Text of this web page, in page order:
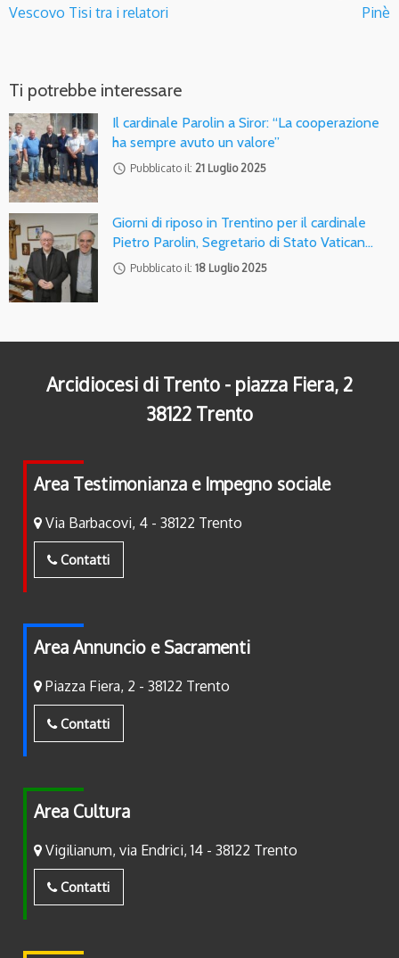
Vescovo Tisi tra i relatori
Pinè
Ti potrebbe interessare
Il cardinale Parolin a Siror: “La cooperazione
ha sempre avuto un valore”
access_time Pubblicato il: 21 Luglio 2025
Giorni di riposo in Trentino per il cardinale
Pietro Parolin, Segretario di Stato Vatican…
access_time Pubblicato il: 18 Luglio 2025
Arcidiocesi di Trento - piazza Fiera, 2
38122 Trento
Area Testimonianza e Impegno sociale
Via Barbacovi, 4 - 38122 Trento
Contatti
Area Annuncio e Sacramenti
Piazza Fiera, 2 - 38122 Trento
Contatti
Area Cultura
Vigilianum, via Endrici, 14 - 38122 Trento
Contatti